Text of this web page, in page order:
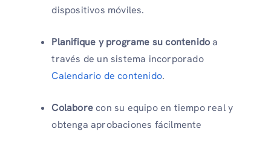
dispositivos móviles.
Planifique y programe su contenidoa
través de un sistema incorporado
Calendario de contenido.
Colaborecon su equipo en tiempo real y
obtenga aprobaciones fácilmente